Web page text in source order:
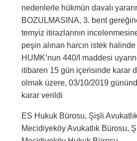
nedenlerle hükmün davalı
BOZULMASINA, 3. bent
temyiz itirazlarının
peşin alınan harcın istek
HUMK’nun 440/I maddesi
itibaren 15 gün içerisinde karar
olmak üzere, 03/10/2019
karar verildi
ES Hukuk Bürosu, Şişli
Mecidiyeköy Avukatlık Bürosu,